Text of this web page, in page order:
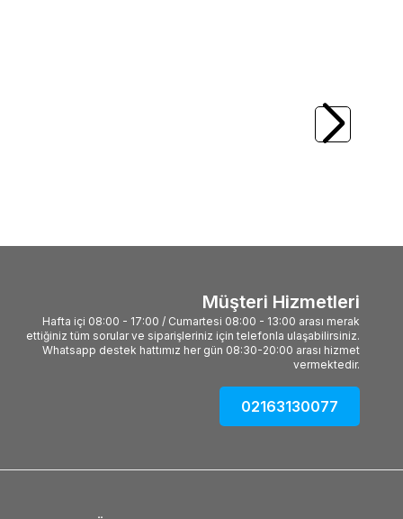
MT SERİSİ Profil Geçme Metal
Müşteri Hizmetleri
Hafta içi 08:00 - 17:00 / Cumartesi 08:00 - 13:00 arası merak
ettiğiniz tüm sorular ve siparişleriniz için telefonla ulaşabilirsiniz.
Whatsapp destek hattımız her gün 08:30-20:00 arası hizmet
vermektedir.
02163130077